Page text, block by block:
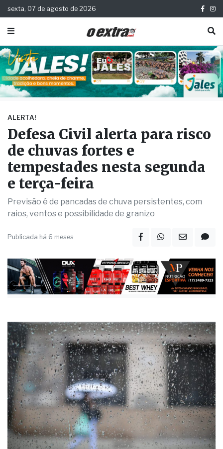
sexta, 07 de agosto de 2026
ALERTA!
Defesa Civil alerta para risco
de chuvas fortes e
tempestades nesta segunda
e terça-feira
Previsão é de pancadas de chuva persistentes, com